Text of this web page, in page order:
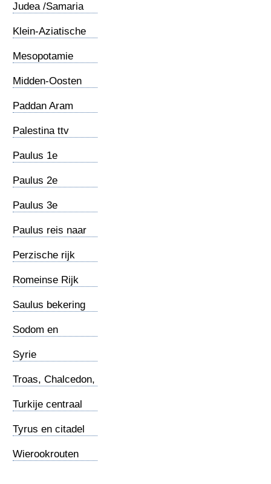
Judea /Samaria
Klein-Aziatische
Mesopotamie
Midden-Oosten
Paddan Aram
Palestina ttv
Paulus 1e
Paulus 2e
Paulus 3e
Paulus reis naar
Perzische rijk
Romeinse Rijk
Saulus bekering
Sodom en
Syrie
Troas, Chalcedon,
Turkije centraal
Tyrus en citadel
Wierookrouten